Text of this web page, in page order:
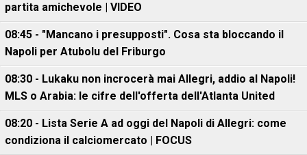
partita amichevole | VIDEO
08:45 - "Mancano i presupposti". Cosa sta bloccando il
Napoli per Atubolu del Friburgo
08:30 - Lukaku non incrocerà mai Allegri, addio al Napoli!
MLS o Arabia: le cifre dell'offerta dell'Atlanta United
08:20 - Lista Serie A ad oggi del Napoli di Allegri: come
condiziona il calciomercato | FOCUS